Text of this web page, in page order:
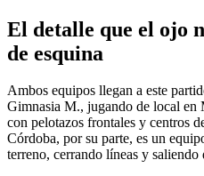
El detalle que el ojo
de esquina
Ambos equipos llegan a este
Gimnasia M., jugando de local en
con pelotazos frontales y centros
Córdoba, por su parte, es un
terreno, cerrando líneas y saliendo